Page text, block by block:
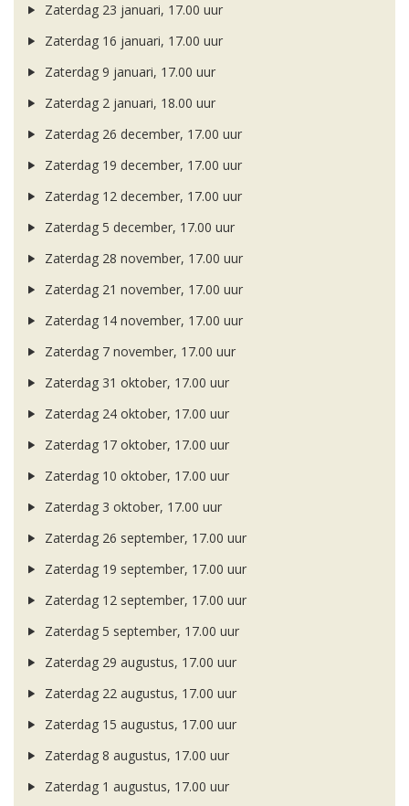
Zaterdag 23 januari, 17.00 uur
Zaterdag 16 januari, 17.00 uur
Zaterdag 9 januari, 17.00 uur
Zaterdag 2 januari, 18.00 uur
Zaterdag 26 december, 17.00 uur
Zaterdag 19 december, 17.00 uur
Zaterdag 12 december, 17.00 uur
Zaterdag 5 december, 17.00 uur
Zaterdag 28 november, 17.00 uur
Zaterdag 21 november, 17.00 uur
Zaterdag 14 november, 17.00 uur
Zaterdag 7 november, 17.00 uur
Zaterdag 31 oktober, 17.00 uur
Zaterdag 24 oktober, 17.00 uur
Zaterdag 17 oktober, 17.00 uur
Zaterdag 10 oktober, 17.00 uur
Zaterdag 3 oktober, 17.00 uur
Zaterdag 26 september, 17.00 uur
Zaterdag 19 september, 17.00 uur
Zaterdag 12 september, 17.00 uur
Zaterdag 5 september, 17.00 uur
Zaterdag 29 augustus, 17.00 uur
Zaterdag 22 augustus, 17.00 uur
Zaterdag 15 augustus, 17.00 uur
Zaterdag 8 augustus, 17.00 uur
Zaterdag 1 augustus, 17.00 uur